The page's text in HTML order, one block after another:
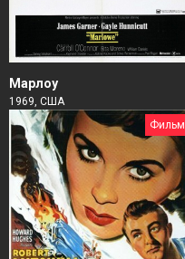
Марлоу
1969, США
Фильм